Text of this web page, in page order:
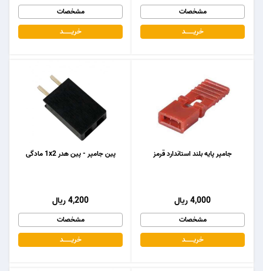
مشخصات
خریـــــــد
مشخصات
خریـــــــد
پین جامپر - پین هدر 1x2 مادگی
4,200 ریال
مشخصات
خریـــــــد
جامپر پایه بلند استاندارد قرمز
4,000 ریال
مشخصات
خریـــــــد